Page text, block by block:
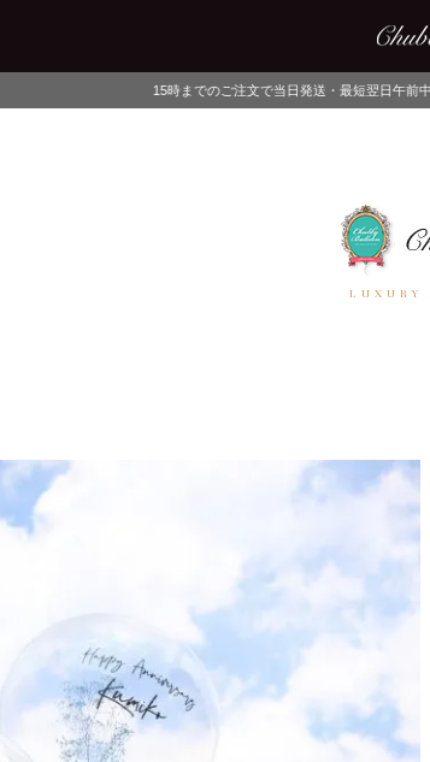
15時までのご注文で当日発送・最短翌日午前中にお届け！ 15時以降